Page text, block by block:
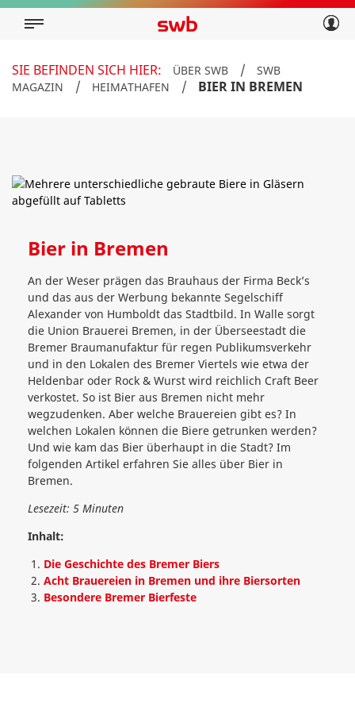
Privatkunden
Über swb
SIE BEFINDEN SICH HIER: ÜBER SWB /
SWB
MAGAZIN
/ HEIMATHAFEN / BIER IN BREMEN
Bier in Bremen
An der Weser prägen das Brauhaus der Firma Beck’s
und das aus der Werbung bekannte Segelschiff
Alexander von Humboldt das Stadtbild. In Walle sorgt
die Union Brauerei Bremen, in der Überseestadt die
Bremer Braumanufaktur für regen Publikumsverkehr
und in den Lokalen des Bremer Viertels wie etwa der
Heldenbar oder Rock & Wurst wird reichlich Craft Beer
verkostet. So ist Bier aus Bremen nicht mehr
wegzudenken. Aber welche Brauereien gibt es? In
welchen Lokalen können die Biere getrunken werden?
Und wie kam das Bier überhaupt in die Stadt? Im
folgenden Artikel erfahren Sie alles über Bier in
Bremen.
Lesezeit: 5 Minuten
Inhalt:
Die Geschichte des Bremer Biers
Acht Brauereien in Bremen und ihre Biersorten
Besondere Bremer Bierfeste